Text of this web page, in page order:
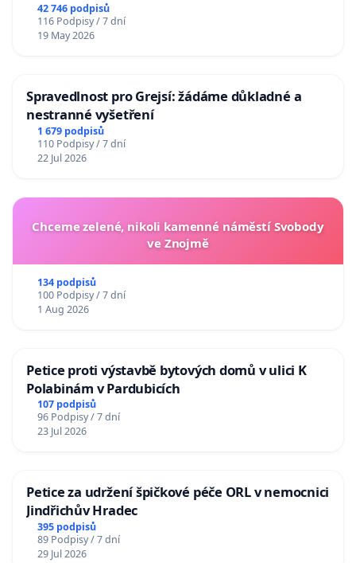
42 746 podpisů
116 Podpisy / 7 dní
19 May 2026
Spravedlnost pro Grejsí: žádáme důkladné a
nestranné vyšetření
1 679 podpisů
110 Podpisy / 7 dní
22 Jul 2026
Chceme zelené, nikoli kamenné náměstí Svobody
ve Znojmě
134 podpisů
100 Podpisy / 7 dní
1 Aug 2026
Petice proti výstavbě bytových domů v ulici K
Polabinám v Pardubicích
107 podpisů
96 Podpisy / 7 dní
23 Jul 2026
Petice za udržení špičkové péče ORL v nemocnici
Jindřichův Hradec
395 podpisů
89 Podpisy / 7 dní
29 Jul 2026